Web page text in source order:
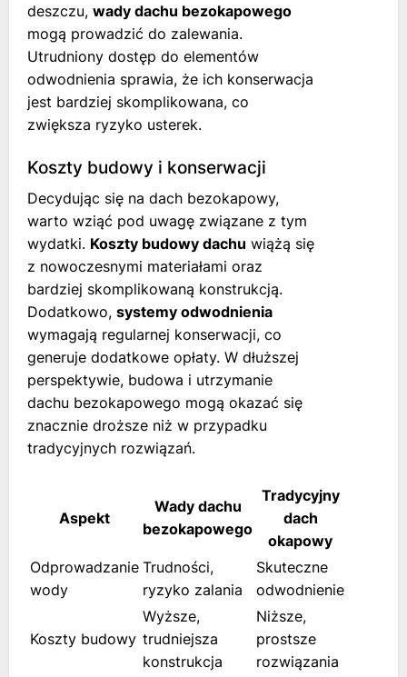
deszczu, wady dachu bezokapowego
mogą prowadzić do zalewania.
Utrudniony dostęp do elementów
odwodnienia sprawia, że ich konserwacja
jest bardziej skomplikowana, co
zwiększa ryzyko usterek.
Koszty budowy i konserwacji
Decydując się na dach bezokapowy,
warto wziąć pod uwagę związane z tym
wydatki. Koszty budowy dachu wiążą się
z nowoczesnymi materiałami oraz
bardziej skomplikowaną konstrukcją.
Dodatkowo, systemy odwodnienia
wymagają regularnej konserwacji, co
generuje dodatkowe opłaty. W dłuższej
perspektywie, budowa i utrzymanie
dachu bezokapowego mogą okazać się
znacznie droższe niż w przypadku
tradycyjnych rozwiązań.
Aspekt
Wady dachu
bezokapowego
Tradycyjny
dach
okapowy
Odprowadzanie
wody
Trudności,
ryzyko zalania
Skuteczne
odwodnienie
Koszty budowy
Wyższe,
trudniejsza
konstrukcja
Niższe,
prostsze
rozwiązania